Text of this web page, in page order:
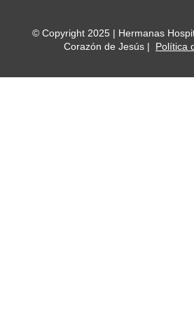
© Copyright 2025 | Hermanas
Corazón de Jesús | Política